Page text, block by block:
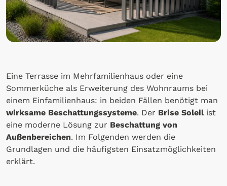
Eine Terrasse im Mehrfamilienhaus oder eine
Sommerküche als Erweiterung des Wohnraums bei
einem Einfamilienhaus: in beiden Fällen benötigt man
wirksame Beschattungssysteme. Der Brise Soleilist
eine moderne Lösung zur Beschattung von
Außenbereichen. Im Folgenden werden die
Grundlagen und die häufigsten Einsatzmöglichkeiten
erklärt.